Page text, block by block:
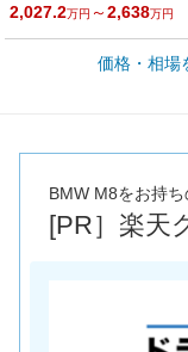
2,027.2万円 ～2,638万円
車買取価格 *
全国平均の車検価格 *
*当該価格は車種別の価格と
価格・相場
BMW M8をお持
[PR］楽天